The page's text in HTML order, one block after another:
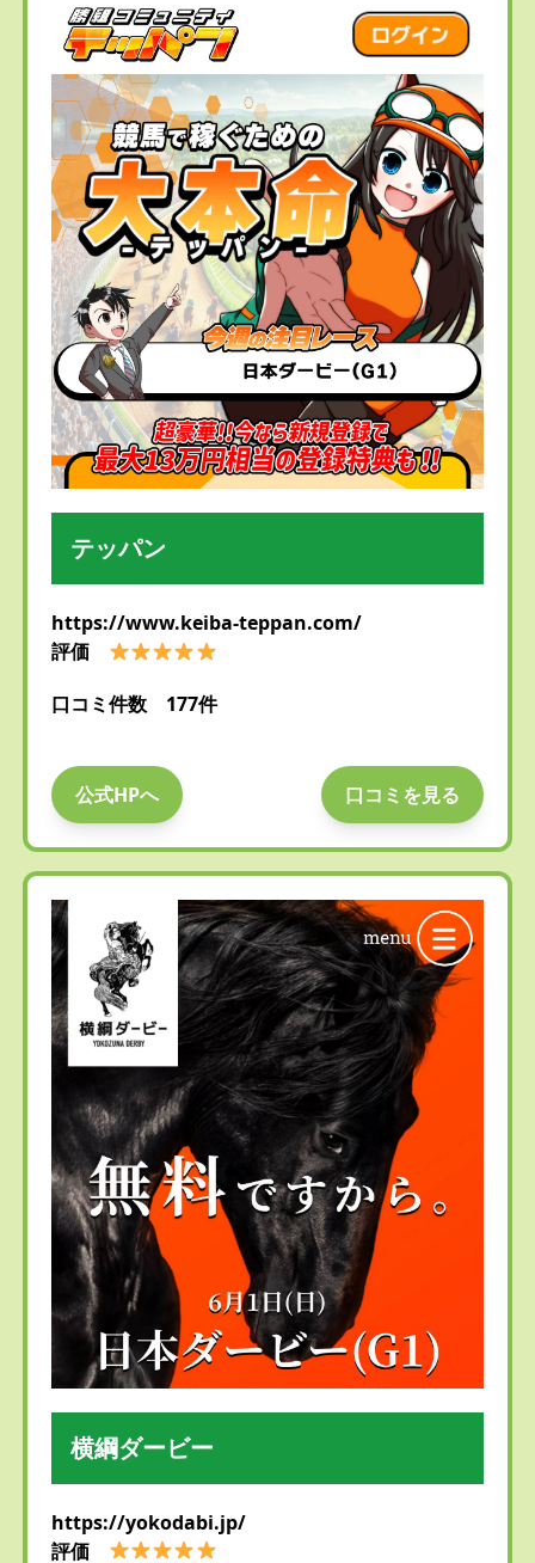
テッパン
https://www.keiba-teppan.com/
評価
口コミ件数 177件
公式HPへ 口コミを見る
横綱ダービー
https://yokodabi.jp/
評価